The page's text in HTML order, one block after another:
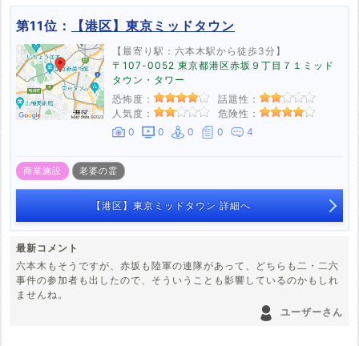
第11位： 【港区】東京ミッドタウン
【最寄り駅：六本木駅から徒歩3分】
〒107-0052 東京都港区赤坂９丁目７１ミッド
タウン・タワー
恐怖度：
話題性：
人気度：
危険性：
0
0 0 0 4
商業施設 老婆の霊
【港区】東京ミッドタウン 詳細へ
最新コメント
六本木もそうですが、赤坂も陸軍の連隊があって、どちらも二・二六
事件の参加者も出したので、そういうことも影響しているのかもしれ
ませんね。
ユーザーさん